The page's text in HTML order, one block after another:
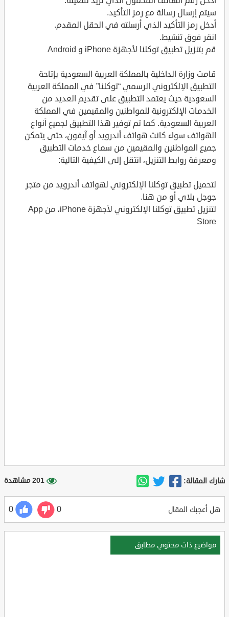
سيتم إرسال رسالة مع رمز التأكيد.
أدخل رمز التأكيد الذي أرسلته في الحقل المقدم.
انقر فوق تنشيط.
قم بتنزيل تطبيق توكلنا لأجهزة iPhone و Android
قامت وزارة الداخلية بالمملكة العربية السعودية بإتاحة
التطبيق الإلكتروني الرسمي “توكلنا” في المملكة العربية
السعودية حيث يعتمد التطبيق على تقديم العديد من
الخدمات الإلكترونية للمواطنين والمقيمين في المملكة
العربية السعودية. كما تم توفير هذا التطبيق لجميع أنواع
الهواتف سواء كانت هواتف أندرويد أو آيفون، حتى يتمكن
جميع المواطنين والمقيمين من سماع خدمات التطبيق
ومعرفة روابط التنزيل، انتقل إلى الكيفية التالية:
لتحميل تطبيق توكلنا الإلكتروني لهواتف أندرويد من متجر
جوجل بلاي أو من هنا.
لتنزيل تطبيق توكلنا الإلكتروني لأجهزة iPhone، من App
Store
شارك المقالة: 201 مشاهدة
هل أعجبك المقال 0
0
مواضيع ذات محتوي مطابق